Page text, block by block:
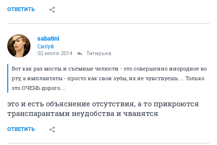
ОТВЕТИТЬ
sabatini
Сибуй
02 июля 2014 Тигирька
Вот как раз мосты и съёмные челюсти - это совершенно инородное во
рту, а имплантаты - просто как свои зубы, их не чувствуешь.... Только
это ОЧЕНЬ дорого....
это и есть объяснение отсутствия, а то прикроются
транспарантами неудобства и чванятся
ОТВЕТИТЬ